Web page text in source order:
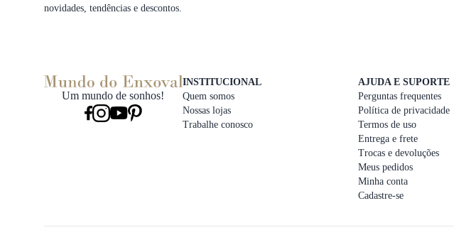
novidades, tendências e descontos.
Um mundo de sonhos!
INSTITUCIONAL
Quem somos
Nossas lojas
Trabalhe conosco
AJUDA E SUPORTE
Perguntas frequentes
Política de privacidade
Termos de uso
Entrega e frete
Trocas e devoluções
Meus pedidos
Minha conta
Cadastre-se